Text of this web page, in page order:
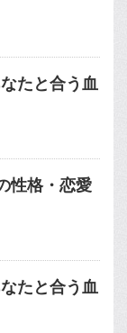
たと合う血
性格・恋愛
たと合う血